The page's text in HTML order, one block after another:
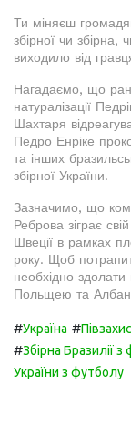
Ти міняєш
збірної чи
виходило від
Нагадаємо, що
натуралізації
Шахтаря
Педро Енріке
та інших
збірної України.
Зазначимо, що
Реброва зіграє
Швеції в рамках
року. Щоб
необхідно
Польщею та
#Україна #
#Збірна Бразилії
України з футболу